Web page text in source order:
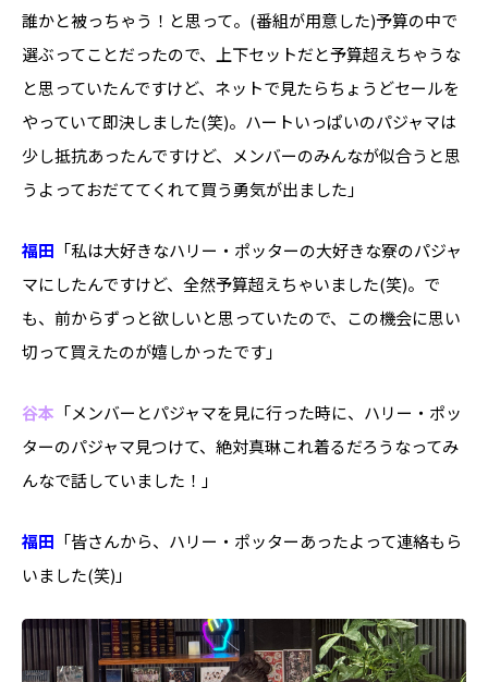
誰かと被っちゃう！と思って。(番組が用意した)予算の中で
選ぶってことだったので、上下セットだと予算超えちゃうな
と思っていたんですけど、ネットで見たらちょうどセールを
やっていて即決しました(笑)。ハートいっぱいのパジャマは
少し抵抗あったんですけど、メンバーのみんなが似合うと思
うよっておだててくれて買う勇気が出ました」
福田 「私は大好きなハリー・ポッターの大好きな寮のパジャ
マにしたんですけど、全然予算超えちゃいました(笑)。で
も、前からずっと欲しいと思っていたので、この機会に思い
切って買えたのが嬉しかったです」
谷本 「メンバーとパジャマを見に行った時に、ハリー・ポッ
ターのパジャマ見つけて、絶対真琳これ着るだろうなってみ
んなで話していました！」
福田 「皆さんから、ハリー・ポッターあったよって連絡もら
いました(笑)」